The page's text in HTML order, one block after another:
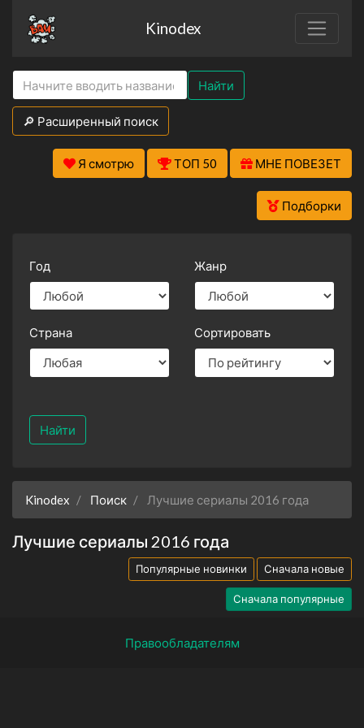
Kinodex
Найти
🔎 Расширенный поиск
Я смотрю ТОП 50 МНЕ ПОВЕЗЕТ
Подборки
Год Жанр
Страна Сортировать
Найти
Kinodex Поиск Лучшие сериалы 2016 года
Лучшие сериалы 2016 года
Популярные новинки Сначала новые
Сначала популярные
Правообладателям